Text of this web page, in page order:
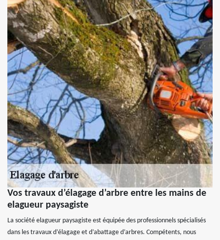
Vos travaux d’élagage d’arbre entre les mains de
elagueur paysagiste
La société elagueur paysagiste est équipée des professionnels spécialisés
dans les travaux d’élagage et d’abattage d’arbres. Compétents, nous